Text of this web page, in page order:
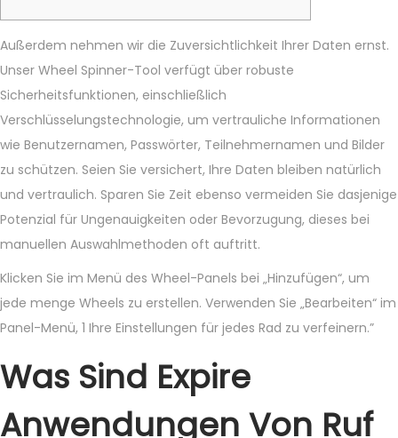
Außerdem nehmen wir die Zuversichtlichkeit Ihrer Daten ernst.
Unser Wheel Spinner-Tool verfügt über robuste
Sicherheitsfunktionen, einschließlich
Verschlüsselungstechnologie, um vertrauliche Informationen
wie Benutzernamen, Passwörter, Teilnehmernamen und Bilder
zu schützen. Seien Sie versichert, Ihre Daten bleiben natürlich
und vertraulich. Sparen Sie Zeit ebenso vermeiden Sie dasjenige
Potenzial für Ungenauigkeiten oder Bevorzugung, dieses bei
manuellen Auswahlmethoden oft auftritt.
Klicken Sie im Menü des Wheel-Panels bei „Hinzufügen“, um
jede menge Wheels zu erstellen. Verwenden Sie „Bearbeiten“ im
Panel-Menü, 1 Ihre Einstellungen für jedes Rad zu verfeinern.”
Was Sind Expire
Anwendungen Von Ruf